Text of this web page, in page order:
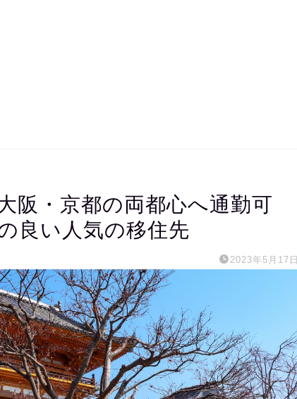
阪・京都の両都心へ通勤可
良い人気の移住先
2023年5月17日